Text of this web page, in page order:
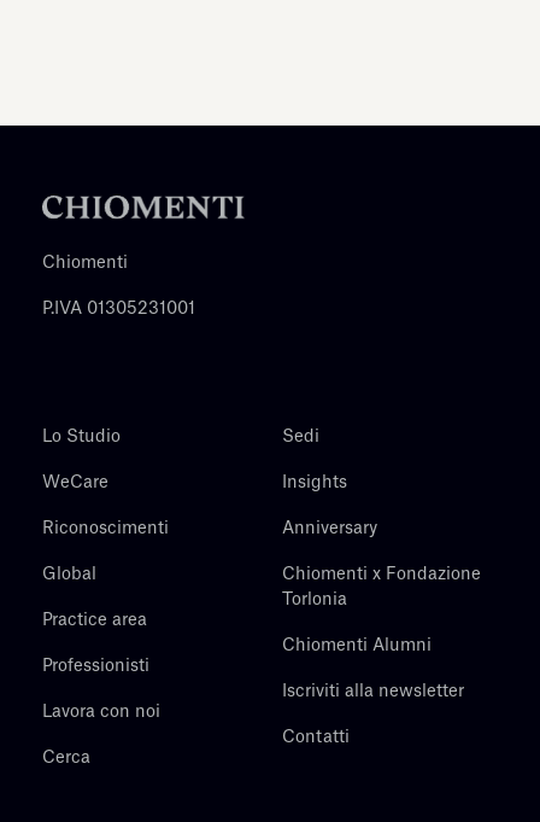
Chiomenti
P.IVA 01305231001
Lo Studio
WeCare
Riconoscimenti
Global
Practice area
Professionisti
Lavora con noi
Cerca
Sedi
Insights
Anniversary
Chiomenti x Fondazione
Torlonia
Chiomenti Alumni
Iscriviti alla newsletter
Contatti